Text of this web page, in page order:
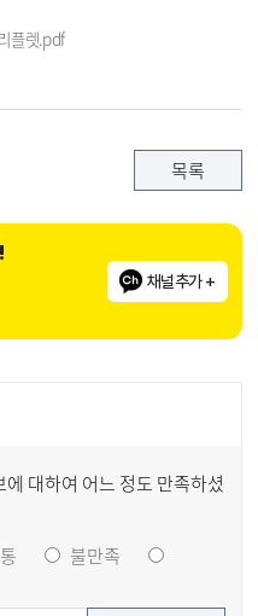
플렛.pdf
목록
채널추가 +
대하여 어느 정도 만족하셨
불만족